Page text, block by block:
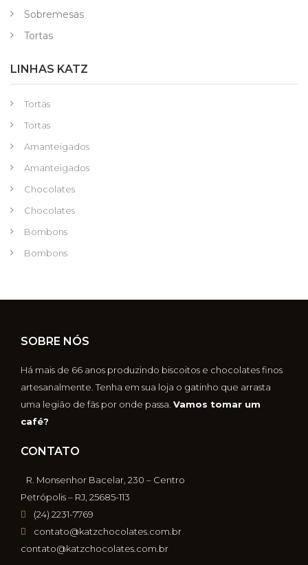
Sobremesas
Tortas
LINHAS KATZ
Tortas
Tortas
Amanteigados
Amanteigados
Chocolates
Chocolates
Bombons
Bombons
SOBRE NÓS
Há mais de 66 anos produzindo biscoitos e chocolates finos
artesanalmente. Tenha em sua loja o gatinho que arrasta
uma legião de fãs por onde passa. Vamos tomar um
café?
CONTATO
R. Monsenhor Bacelar, 230 – Centro
Petrópolis – RJ, 25685-113
(24) 2231-7769
contato@katzchocolates.com.br
contato@katzchocolates.com.br